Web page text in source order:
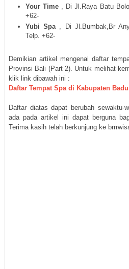
Your Time , Di Jl.Raya Batu
+62-
Yubi Spa , Di Jl.Bumbak,Br
Telp. +62-
Demikian artikel mengenai daftar
Provinsi Bali (Part 2). Untuk melihat
klik link dibawah ini :
Daftar Tempat Spa di Kabupaten
Daftar diatas dapat berubah sewaktu-
ada pada artikel ini dapat berguna
Terima kasih telah berkunjung ke